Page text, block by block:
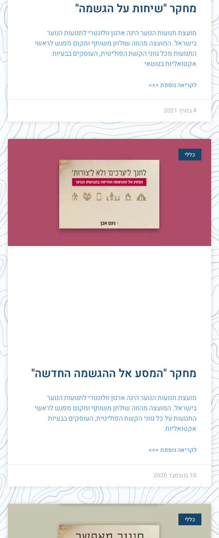
מחקר "שיחות על הגשמה"
מועצת תנועות הנוער הינה ארגון וולונטרי לתנועות הנוער
בישראל. המועצה מהווה שולחן משותף ומקום מפגש לראשי
התנועות מכל גווני הקשת הפוליטית, העוסקים בבעיות
אקטואליות בנושאי
לקריאה נוספת >>>
4 במרץ 2021
כללי
מחקר "המסע אל ההגשמה החדשה"
מועצת תנועות הנוער הינה ארגון וולונטרי לתנועות הנוער
בישראל. המועצה מהווה שולחן משותף ומקום מפגש לראשי
התנועות על כל גווני הקשת הפוליטית, העוסקים בבעיות
אקטואליות
לקריאה נוספת >>>
10 בנובמבר 2020
כללי